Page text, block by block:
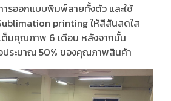
ารออกแบบพิมพ์ลายทั้งตัว และใช้
printing ให้สีสันสดใส
ต็มคุณภาพ 6 เดือน หลังจากนั้น
ระมาณ 50% ของคุณภาพสินค้า